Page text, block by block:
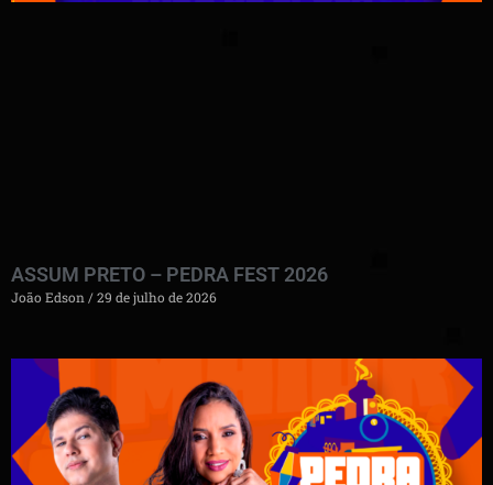
ASSUM PRETO – PEDRA FEST 2026
João Edson 29 de julho de 2026